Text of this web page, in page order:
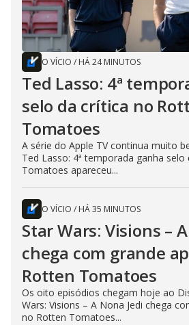
O VÍCIO / HÁ 24 MINUTOS
Ted Lasso: 4ª
selo da crítica no
Tomatoes
A série do Apple TV continua muito
Ted Lasso: 4ª temporada ganha
Tomatoes apareceu...
O VÍCIO / HÁ 35 MINUTOS
Star Wars: Visions –
chega com grande
Rotten Tomatoes
Os oito episódios chegam hoje ao
Wars: Visions – A Nona Jedi chega
no Rotten Tomatoes...